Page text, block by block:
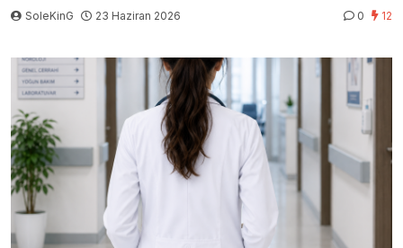
SoleKinG 23 Haziran 2026 0 12